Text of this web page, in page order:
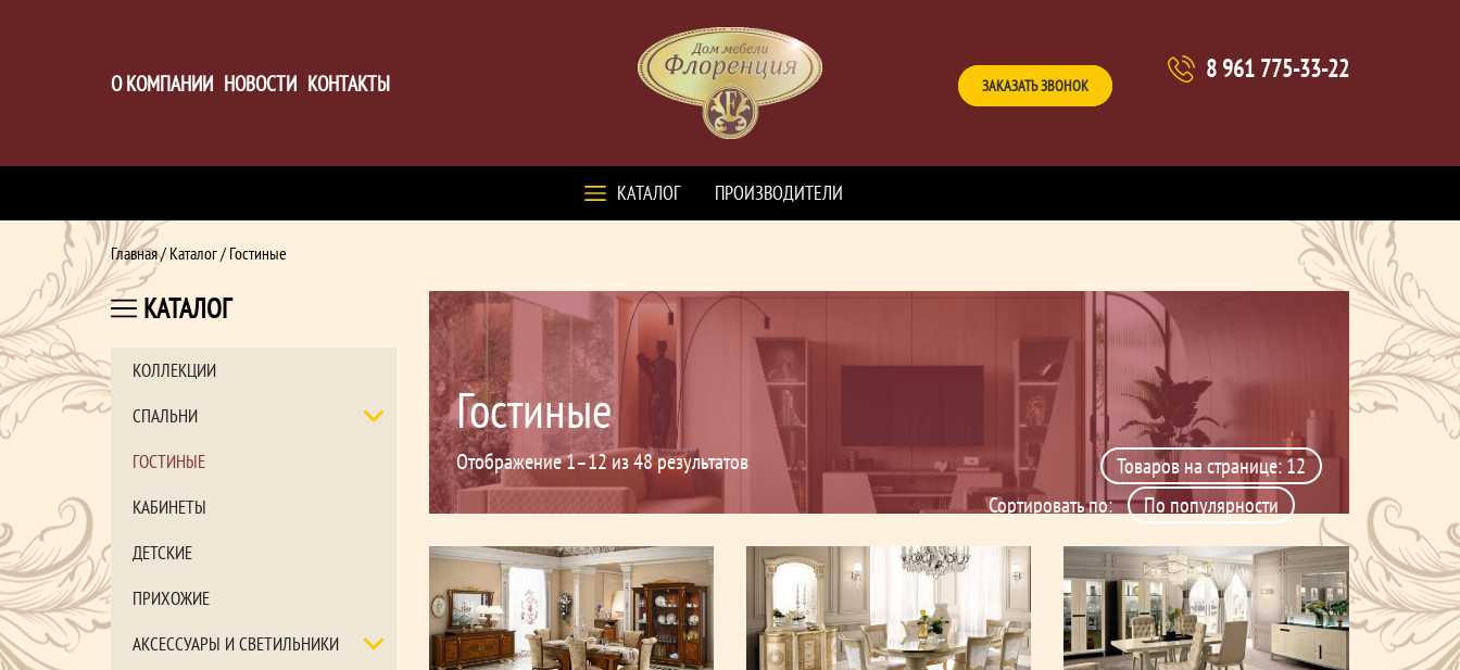
О КОМПАНИИ НОВОСТИ КОНТАКТЫ ЗАКАЗАТЬ ЗВОНОК
8 961 775-33-22
КАТАЛОГ ПРОИЗВОДИТЕЛИ
Главная/ Каталог/ Гостиные
КАТАЛОГ
КОЛЛЕКЦИИ
СПАЛЬНИ
ГОСТИНЫЕ
КАБИНЕТЫ
ДЕТСКИЕ
ПРИХОЖИЕ
АКСЕССУАРЫ И СВЕТИЛЬНИКИ
Гостиные
Отображение 1–12 из 48 результатов
Сортировать по: